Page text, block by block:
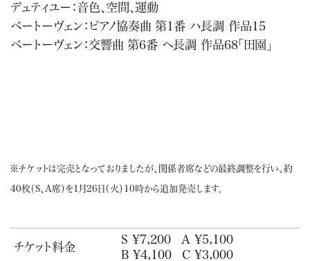
デュティユー：音色、空間、運動
ベートーヴェン：ピアノ協奏曲 第1番 ハ長調 作品15
ベートーヴェン：交響曲 第6番 ヘ長調 作品68「田園」
※チケットは完売となっておりましたが、関係者席などの最終調整を行い、約
40枚（S、A席）を1月26日（火）10時から追加発売します。
チケット料金
S ¥7,200
A ¥5,100
B ¥4,100
C ¥3,000